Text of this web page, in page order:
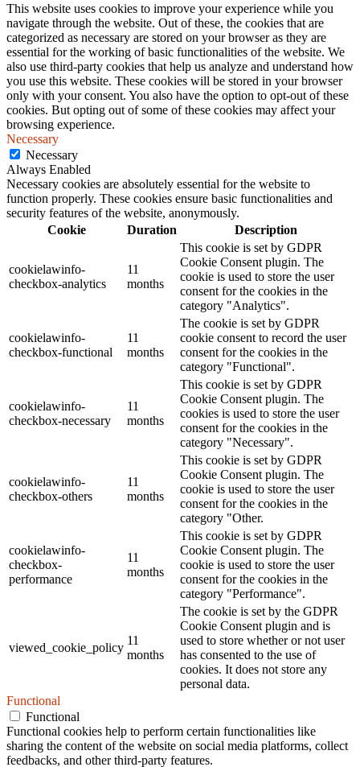
This website uses cookies to improve your experience while you
navigate through the website. Out of these, the cookies that are
categorized as necessary are stored on your browser as they are
essential for the working of basic functionalities of the website. We
also use third-party cookies that help us analyze and understand how
you use this website. These cookies will be stored in your browser
only with your consent. You also have the option to opt-out of these
cookies. But opting out of some of these cookies may affect your
browsing experience.
Necessary
Necessary
Always Enabled
Necessary cookies are absolutely essential for the website to
function properly. These cookies ensure basic functionalities and
security features of the website, anonymously.
Cookie
Duration Description
cookielawinfo-
checkbox-analytics
11
months
This cookie is set by GDPR
Cookie Consent plugin. The
cookie is used to store the user
consent for the cookies in the
category "Analytics".
cookielawinfo-
checkbox-functional
11
months
The cookie is set by GDPR
cookie consent to record the user
consent for the cookies in the
category "Functional".
cookielawinfo-
checkbox-necessary
11
months
This cookie is set by GDPR
Cookie Consent plugin. The
cookies is used to store the user
consent for the cookies in the
category "Necessary".
cookielawinfo-
checkbox-others
11
months
This cookie is set by GDPR
Cookie Consent plugin. The
cookie is used to store the user
consent for the cookies in the
category "Other.
cookielawinfo-
checkbox-
performance
11
months
This cookie is set by GDPR
Cookie Consent plugin. The
cookie is used to store the user
consent for the cookies in the
category "Performance".
viewed_cookie_policy
11
months
The cookie is set by the GDPR
Cookie Consent plugin and is
used to store whether or not user
has consented to the use of
cookies. It does not store any
personal data.
Functional
Functional
Functional cookies help to perform certain functionalities like
sharing the content of the website on social media platforms, collect
feedbacks, and other third-party features.